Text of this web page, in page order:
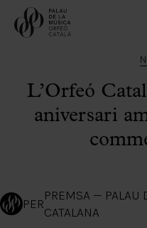
L’Orfeó
aniversari
PER
PREMSA — PALAU
CATALANA